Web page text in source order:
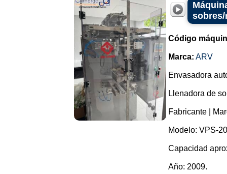
sobres/
Código
Marca: ARV
Envasadora
Llenadora de
Fabricante |
Modelo: VPS-
Capacidad
Año: 2009.